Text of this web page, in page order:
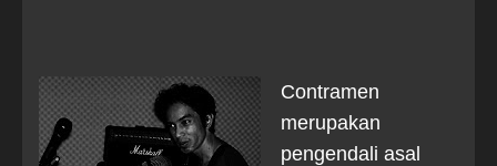
Contramen
merupakan
pengendali asal